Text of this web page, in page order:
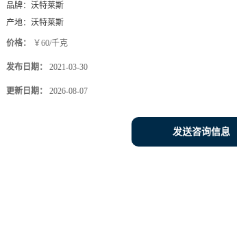
品牌： 沃特莱斯
产地： 沃特莱斯
价格： ￥60/千克
发布日期： 2021-03-30
更新日期： 2026-08-07
发送咨询信息